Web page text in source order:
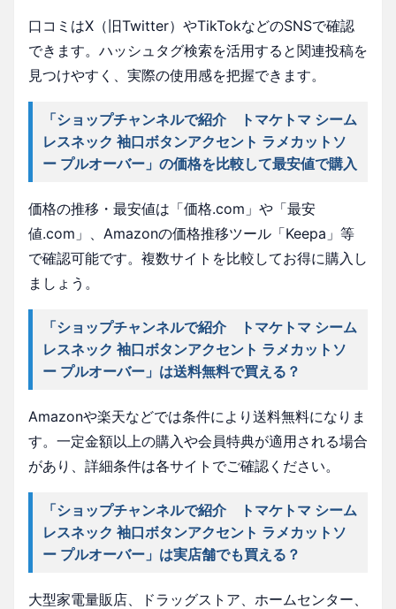
口コミはX（旧Twitter）やTikTokなどのSNSで確認
できます。ハッシュタグ検索を活用すると関連投稿を
見つけやすく、実際の使用感を把握できます。
「ショップチャンネルで紹介 トマケトマ シーム
レスネック 袖口ボタンアクセント ラメカットソ
ー プルオーバー」の価格を比較して最安値で購入
価格の推移・最安値は「価格.com」や「最安
値.com」、Amazonの価格推移ツール「Keepa」等
で確認可能です。複数サイトを比較してお得に購入し
ましょう。
「ショップチャンネルで紹介 トマケトマ シーム
レスネック 袖口ボタンアクセント ラメカットソ
ー プルオーバー」は送料無料で買える？
Amazonや楽天などでは条件により送料無料になりま
す。一定金額以上の購入や会員特典が適用される場合
があり、詳細条件は各サイトでご確認ください。
「ショップチャンネルで紹介 トマケトマ シーム
レスネック 袖口ボタンアクセント ラメカットソ
ー プルオーバー」は実店舗でも買える？
大型家電量販店、ドラッグストア、ホームセンター、